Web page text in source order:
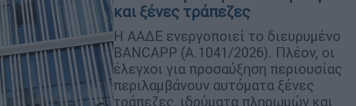
και ξένες τράπεζες
Η ΑΑΔΕ ενεργοποιεί το διευρυμένο
BANCAPP (A.1041/2026). Πλέον, οι
έλεγχοι για προσαύξηση περιουσίας
περιλαμβάνουν αυτόματα ξένες
τράπεζες, ιδρύματα πληρωμών και